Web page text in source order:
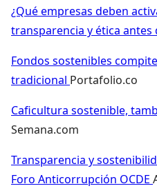
¿Qué empresas deben
transparencia y ética antes
Fondos sostenibles
tradicional Portafolio.co
Caficultura sostenible,
Semana.com
Transparencia y
Foro Anticorrupción OCDE